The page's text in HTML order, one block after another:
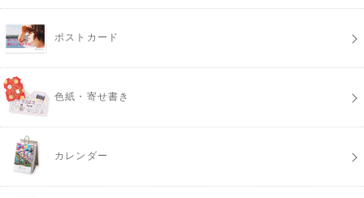
ポストカード
色紙・寄せ書き
カレンダー